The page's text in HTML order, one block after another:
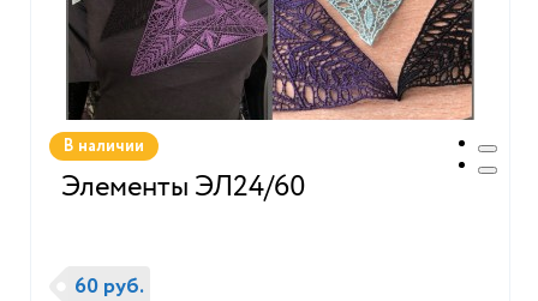
В наличии
Элементы ЭЛ24/60
60 руб.